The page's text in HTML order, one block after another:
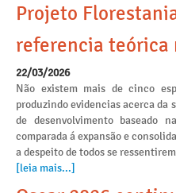
Projeto
referencia teórica
22/03/2026
Não existem mais de cinco
produzindo evidencias acerca da
de desenvolvimento baseado
comparada á expansão e
a despeito de todos se
[leia mais...]